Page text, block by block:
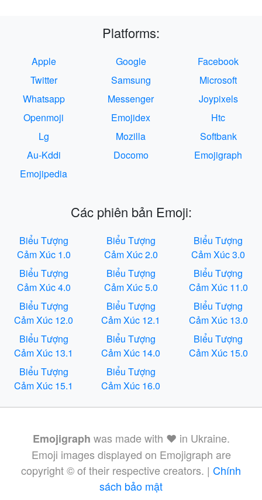
Platforms:
Apple Google
Facebook
Twitter
Samsung
Microsoft
Whatsapp
Messenger
Joypixels
Openmoji
Emojidex
Htc
Lg
Mozilla
Softbank
Au-Kddi
Docomo
Emojigraph
Emojipedia
Các phiên bản Emoji:
Biểu Tượng
Cảm Xúc 1.0
Biểu Tượng
Cảm Xúc 2.0
Biểu Tượng
Cảm Xúc 3.0
Biểu Tượng
Cảm Xúc 4.0
Biểu Tượng
Cảm Xúc 5.0
Biểu Tượng
Cảm Xúc 11.0
Biểu Tượng
Cảm Xúc 12.0
Biểu Tượng
Cảm Xúc 12.1
Biểu Tượng
Cảm Xúc 13.0
Biểu Tượng
Cảm Xúc 13.1
Biểu Tượng
Cảm Xúc 14.0
Biểu Tượng
Cảm Xúc 15.0
Biểu Tượng
Cảm Xúc 15.1
Biểu Tượng
Cảm Xúc 16.0
Emojigraph was made with ❤️ in Ukraine.
Emoji images displayed on Emojigraph are
copyright © of their respective creators. | Chính
sách bảo mật